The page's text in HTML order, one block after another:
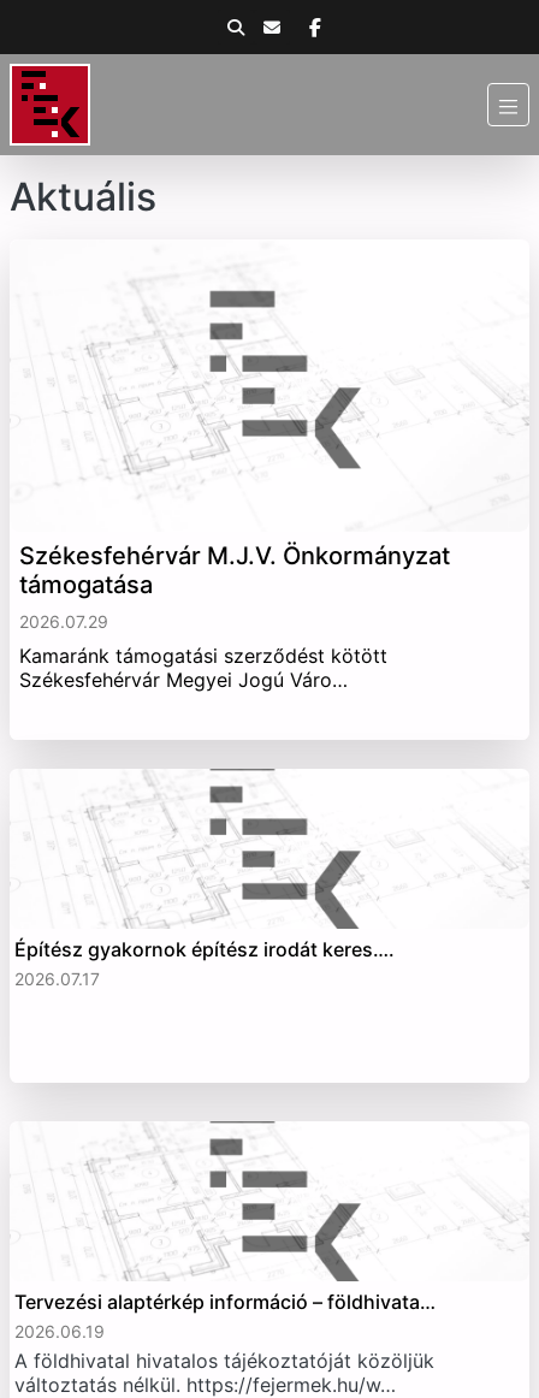
Aktuális
Székesfehérvár M.J.V. Önkormányzat
támogatása
2026.07.29
Kamaránk támogatási szerződést kötött
Székesfehérvár Megyei Jogú Váro…
Építész gyakornok építész irodát keres….
2026.07.17
Tervezési alaptérkép információ – földhivata…
2026.06.19
A földhivatal hivatalos tájékoztatóját közöljük
változtatás nélkül. https://fejermek.hu/w…